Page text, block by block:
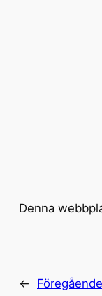
Denna
←